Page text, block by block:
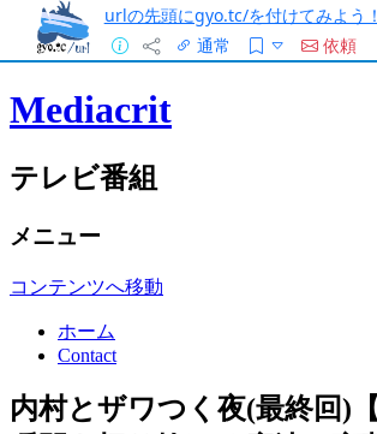
urlの先頭にgyo.tc/を付けてみよう！
通常
依頼